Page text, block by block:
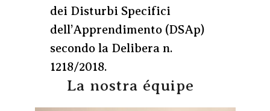
dei Disturbi Specifici
dell’Apprendimento (DSAp)
secondo la Delibera n.
1218/2018.
La nostra équipe